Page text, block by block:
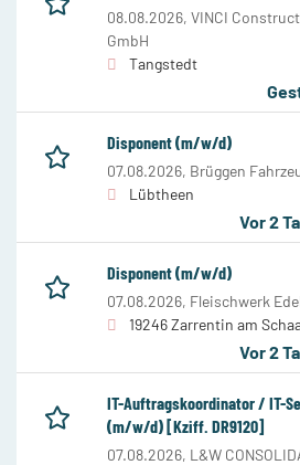
08.08.2026, VINCI
GmbH
Tangstedt
Disponent (m/w/d)
07.08.2026, Brüggen
Lübtheen
Vor 2
Disponent (m/w/d)
07.08.2026, Fleischwerk
19246 Zarrentin am
Vor 2
IT-Auftragskoordinator / IT-
(m/w/d) [Kziff. DR9120]
07.08.2026, L&W